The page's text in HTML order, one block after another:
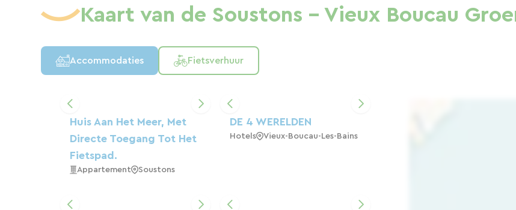
Kaart van de Soustons - Vieux Boucau
Accommodaties Fietsverhuur
Huis Aan Het Meer, Met
Directe Toegang Tot Het
Fietspad.
Appartement Soustons
DE 4 WERELDEN
Hotels Vieux-Boucau-Les-Bains